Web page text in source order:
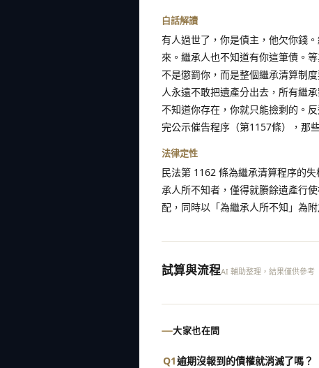
白話解讀
有人過世了，你是債主，他欠你錢
來。繼承人也不知道有你這筆債。
不是懲罰你，而是整個繼承清算制
人永遠不敢把遺產分出去，所有繼
不知道你存在，你就只能撿剩的。
完公示催告程序（第1157條），那
法律定性
民法第 1162 條為繼承清算程序的
承人所不知者，僅得就賸餘遺產行
配，同時以「為繼承人所不知」為
試算與流程AI 輔助整理，結果僅供參考
大家也在問
Q1逾期沒報到的債權就消滅了嗎？